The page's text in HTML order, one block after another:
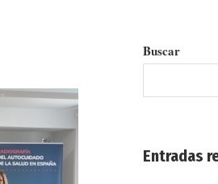
Buscar
Entradas